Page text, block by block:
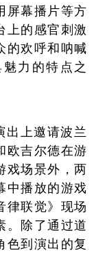
屏幕播片等方
上的感官刺激
的欢呼和呐喊
力的特点之
出上邀请波兰
欧吉尔德在游
戏场景外，两
中播放的游戏
律联觉》现场
。除了通过道
色到演出的复